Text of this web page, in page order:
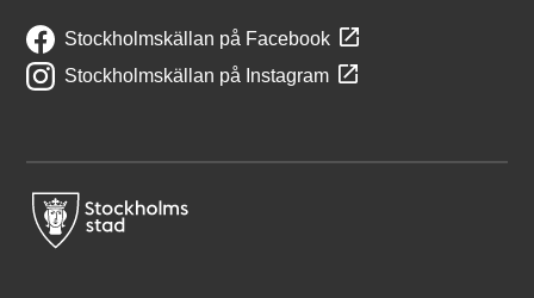
Stockholmskällan på Facebook
Stockholmskällan på Instagram